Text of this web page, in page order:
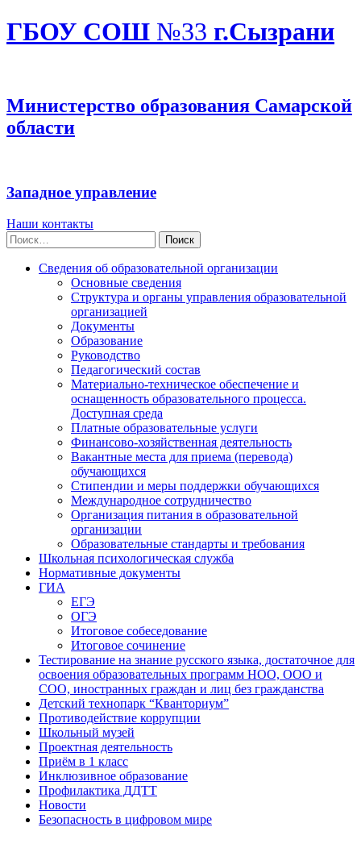
ГБОУ СОШ №33 г.Сызрани
Министерство образования Самарской
области
Западное управление
Наши контакты
Найти:
Сведения об образовательной организации
Основные сведения
Структура и органы управления образовательной
организацией
Документы
Образование
Руководство
Педагогический состав
Материально-техническое обеспечение и
оснащенность образовательного процесса.
Доступная среда
Платные образовательные услуги
Финансово-хозяйственная деятельность
Вакантные места для приема (перевода)
обучающихся
Стипендии и меры поддержки обучающихся
Международное сотрудничество
Организация питания в образовательной
организации
Образовательные стандарты и требования
Школьная психологическая служба
Нормативные документы
ГИА
ЕГЭ
ОГЭ
Итоговое собеседование
Итоговое сочинение
Тестирование на знание русского языка, достаточное для
освоения образовательных программ НОО, ООО и
СОО, иностранных граждан и лиц без гражданства
Детский технопарк “Кванториум”
Противодействие коррупции
Школьный музей
Проектная деятельность
Приём в 1 класс
Инклюзивное образование
Профилактика ДДТТ
Новости
Безопасность в цифровом мире